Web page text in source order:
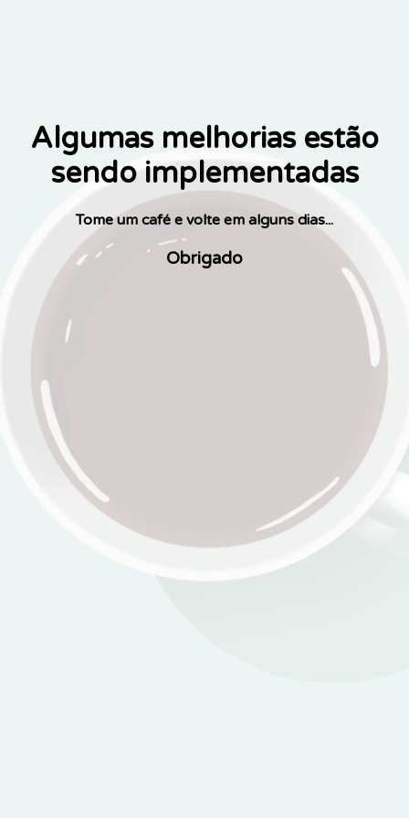
Algumas melhorias estão
sendo implementadas
Tome um café e volte em alguns dias...
Obrigado